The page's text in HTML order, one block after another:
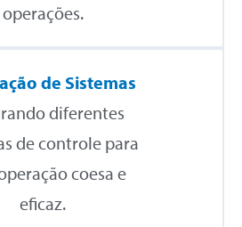
operações.
de Sistemas
diferentes
de controle para
coesa e
eficaz.